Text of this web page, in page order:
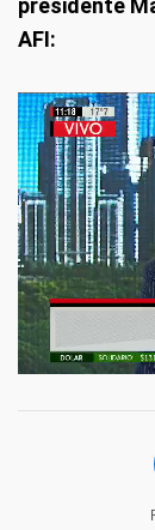
presidente
AFI: